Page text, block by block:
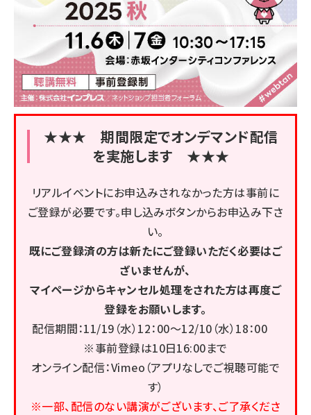
★★★ 期間限定でオンデマンド配信
を実施します ★★★
リアルイベントにお申込みされなかった方は事前に
ご登録が必要です。申し込みボタンからお申込み下さ
い。
既にご登録済の方は新たにご登録いただく必要はご
ざいませんが、
マイページからキャンセル処理をされた方は再度ご
登録をお願いします。
配信期間：11/19（水）12：00～12/10（水）18：00
※事前登録は10日16:00まで
オンライン配信：Vimeo（アプリなしでご視聴可能で
す）
※一部、配信のない講演がございます、ご了承くださ